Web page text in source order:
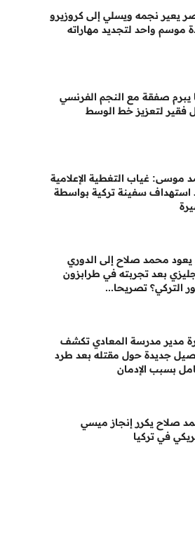
يعير نجمه ويسلي إلى كروزيرو
موسم واحد لتجديد مهاراته
يبرم صفقة مع النجم الفرنسي
فقير لتعزيز خط الوسط
موسى: غياب التغطية الإعلامية
استهداف سفينة تركية بواسطة
محمد صلاح إلى الدوري
بعد تجربته في طرابزون
التركي؟ تصريحا...
مدير مدرسة المعادي تكشف
جديدة حول مقتله بعد طرد
بسبب الإدمان
صلاح يكرر إنجاز ميسي
في تركيا